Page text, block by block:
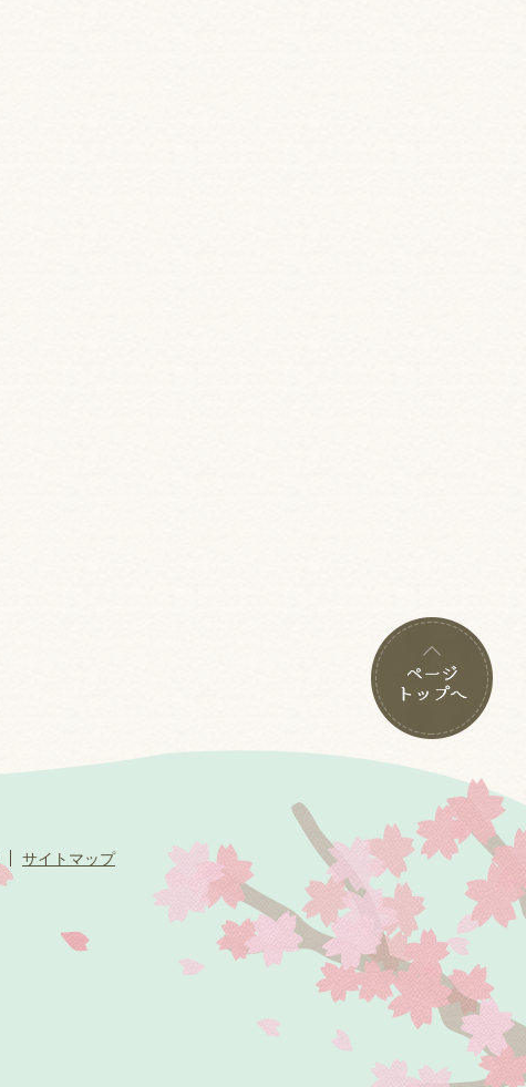
サイトマップ